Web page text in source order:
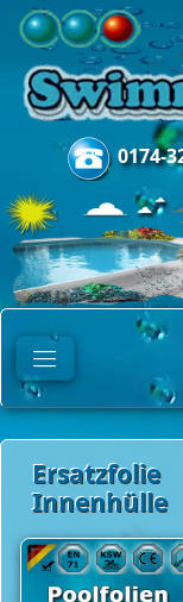
0174-
Innenhülle